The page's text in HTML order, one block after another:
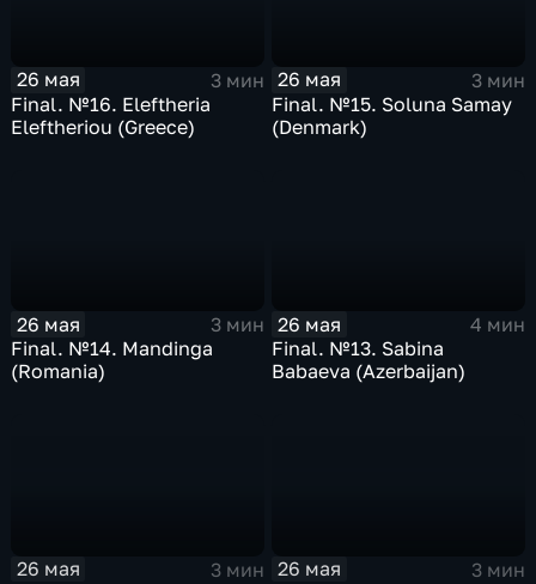
26 мая
3 мин
Final. №16. Eleftheria
Eleftheriou (Greece)
26 мая
3 мин
Final. №15. Soluna Samay
(Denmark)
26 мая
3 мин
Final. №14. Mandinga
(Romania)
26 мая
4 мин
Final. №13. Sabina
Babaeva (Azerbaijan)
26 мая
3 мин
26 мая
3 мин